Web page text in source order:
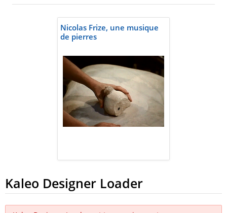
Nicolas Frize, une musique
de pierres
Kaleo Designer Loader